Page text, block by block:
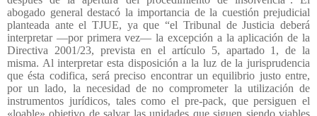
abogado general destacó la importancia de la cuestión prejudicial
planteada ante el TJUE, ya que “el Tribunal de Justicia deberá
interpretar —por primera vez— la excepción a la aplicación de la
Directiva 2001/23, prevista en el artículo 5, apartado 1, de la
misma. Al interpretar esta disposición a la luz de la jurisprudencia
que ésta codifica, será preciso encontrar un equilibrio justo entre,
por un lado, la necesidad de no comprometer la utilización de
instrumentos jurídicos, tales como el pre-pack, que persiguen el
«loable» objetivo de salvar las unidades que siguen siendo viables